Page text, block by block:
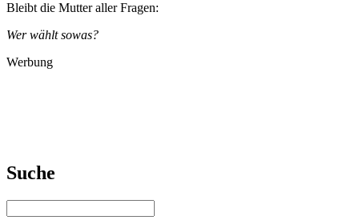
Bleibt die Mutter aller Fragen:
Wer wählt sowas?
Werbung
Suche